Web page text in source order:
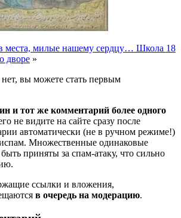
места, милые нашему сердцу… Школа 18
дворе »
вы можете стать первым
и тот же комментарий более одного
не видите на сайте сразу после
автоматически (не в ручном режиме!)
Множественные одинаковые
приняты за спам-атаку, что сильно
ссылки и вложения,
в очередь на модерацию.